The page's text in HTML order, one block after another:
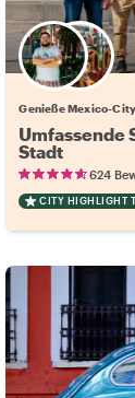
Genieße Mexico-
Umfassende
Stadt
624
CITY HIGHLIGHT